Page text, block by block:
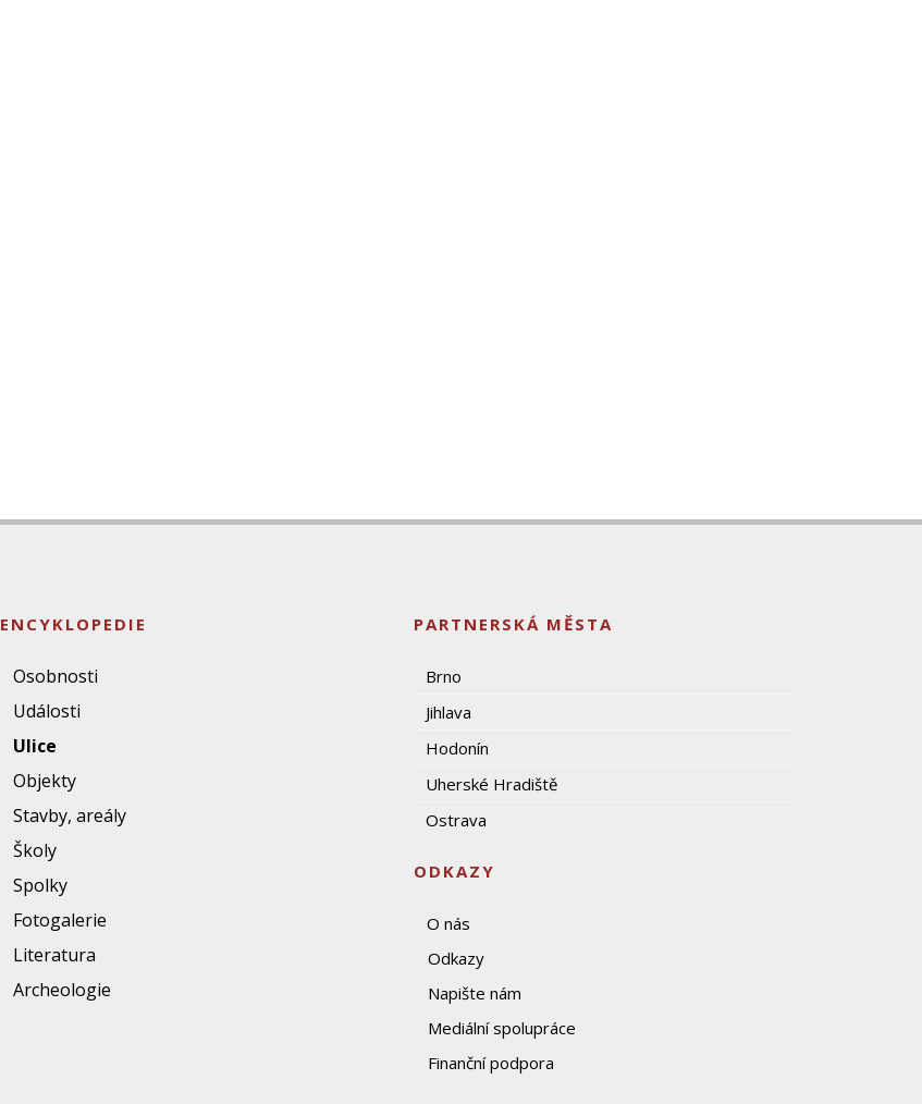
ENCYKLOPEDIE
Osobnosti
Události
Ulice
Objekty
Stavby, areály
Školy
Spolky
Fotogalerie
Literatura
Archeologie
PARTNERSKÁ MĚSTA
Brno
Jihlava
Hodonín
Uherské Hradiště
Ostrava
ODKAZY
O nás
Odkazy
Napište nám
Mediální spolupráce
Finanční podpora